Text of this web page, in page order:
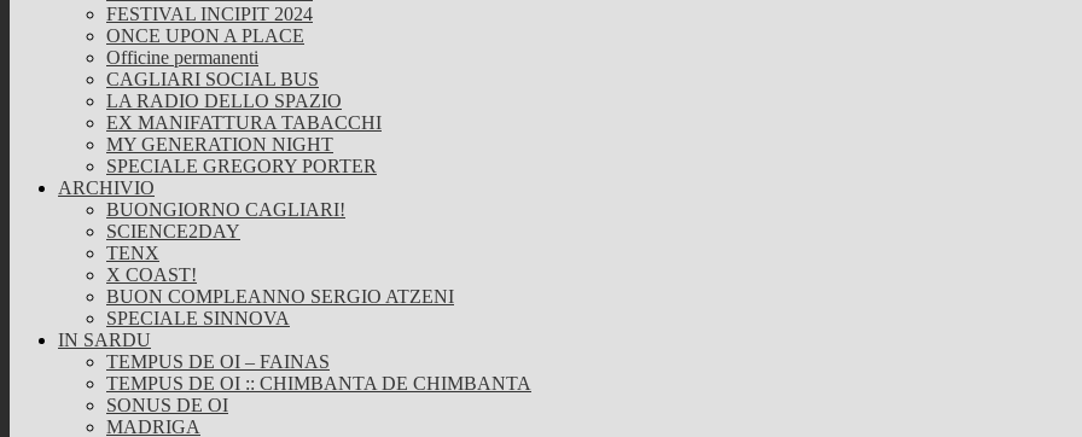
FESTIVAL INCIPIT 2024
ONCE UPON A PLACE
Officine permanenti
CAGLIARI SOCIAL BUS
LA RADIO DELLO SPAZIO
EX MANIFATTURA TABACCHI
MY GENERATION NIGHT
SPECIALE GREGORY PORTER
ARCHIVIO
BUONGIORNO CAGLIARI!
SCIENCE2DAY
TENX
X COAST!
BUON COMPLEANNO SERGIO ATZENI
SPECIALE SINNOVA
IN SARDU
TEMPUS DE OI – FAINAS
TEMPUS DE OI :: CHIMBANTA DE CHIMBANTA
SONUS DE OI
MADRIGA